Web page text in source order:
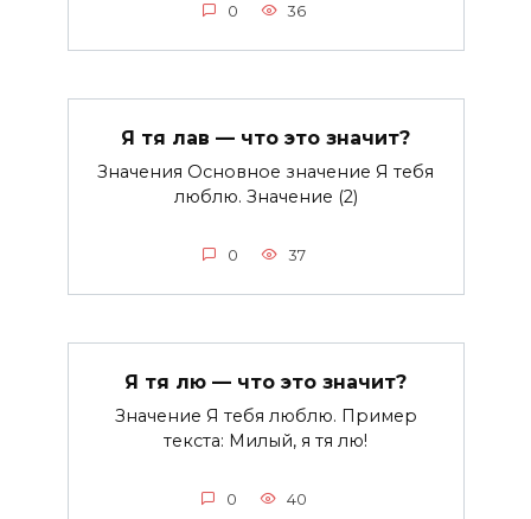
0 36
Я тя лав — что это значит?
Значения Основное значение Я тебя
люблю. Значение (2)
0 37
Я тя лю — что это значит?
Значение Я тебя люблю. Пример
текста: Милый, я тя лю!
0 40